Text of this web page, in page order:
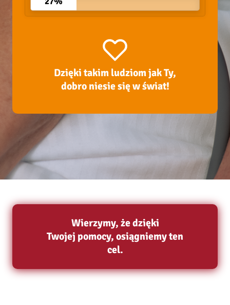
Dzięki takim ludziom jak Ty,
dobro niesie się w świat!
Wierzymy, że dzięki
Twojej pomocy, osiągniemy ten
cel.